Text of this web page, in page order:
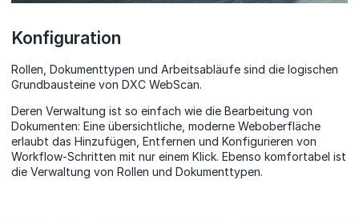
Konfiguration
Rollen, Dokumenttypen und Arbeitsabläufe sind die logischen
Grundbausteine von DXC WebScan.
Deren Verwaltung ist so einfach wie die Bearbeitung von
Dokumenten: Eine übersichtliche, moderne Weboberfläche
erlaubt das Hinzufügen, Entfernen und Konfigurieren von
Workflow-Schritten mit nur einem Klick. Ebenso komfortabel ist
die Verwaltung von Rollen und Dokumenttypen.